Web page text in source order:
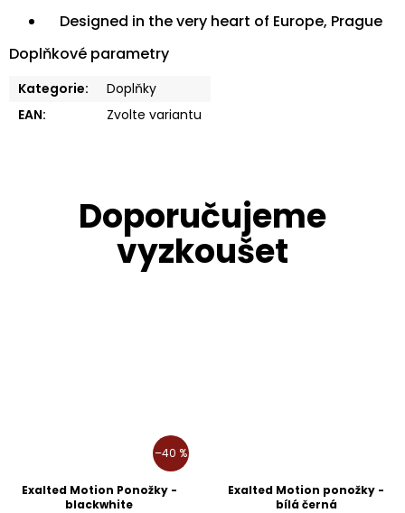
–40 %
Exalted Motion Ponožky -
blackwhite
Exalted Motion ponožky -
bílá černá
Designed in the very heart of Europe, Prague
Doplňkové parametry
Kategorie:
Doplňky
EAN: Zvolte variantu